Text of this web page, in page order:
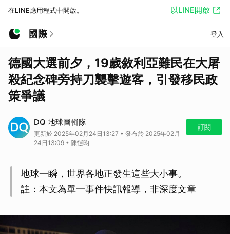
在LINE應用程式中開啟。 以LINE開啟
國際 登入
德國大選前夕，19歲敘利亞難民在大屠
殺紀念碑旁持刀襲擊遊客，引發移民政
策爭議
DQ 地球圖輯隊
更新於 2025年02月24日13:27 • 發布於 2025年02月
24日13:09 • 陳愷昀
訂閱
地球一瞬，世界各地正發生這些大小事。
註：本文為單一事件快訊報導，非深度文章